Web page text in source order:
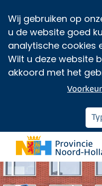
Wij gebruiken op
u de website goed
analytische cookies
Wilt u deze website
akkoord met het